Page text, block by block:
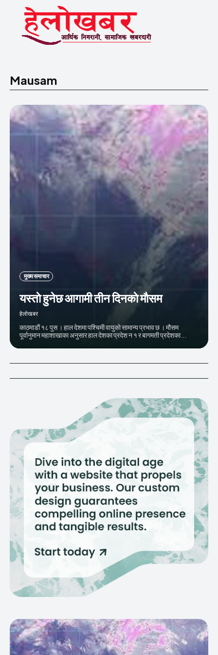
Mausam
मुख्य समाचार
यस्ताे हुनेछ आगामी तीन दिनकाे माैसम
हेलाेखबर
काठमाडाैं १८ पुस । हाल देशमा पश्चिमी वायुको सामान्य प्रभाव छ । मौसम
पूर्वानुमान महाशाखाका अनुसार हाल देशका प्रदेश न १ र बागमती प्रदेशका...